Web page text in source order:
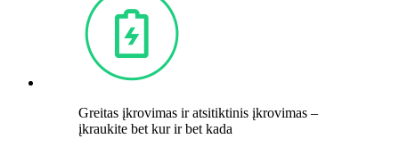
Greitas įkrovimas ir atsitiktinis įkrovimas –
įkraukite bet kur ir bet kada